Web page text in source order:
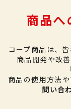
商品へ
コープ商品は、
商品開発や改
商品の使用方法
問い合